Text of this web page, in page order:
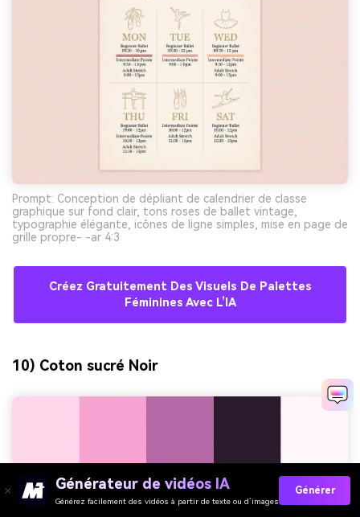
Prompt: Conception de dépliant de calendrier de classe
graphique sur fond clair, tons roses de ballet vintage,
typographie élégante, icônes de ligne simples, mise en page de
grille propre- -ar 4:3
Créez Gratuitement Des Visuels De Palettes
Féminines Avec L’IA
10) Coton sucré Noir
Générateur de vidéos IA
Générez facilement des vidéos à partir de texte ou d’images
Générer